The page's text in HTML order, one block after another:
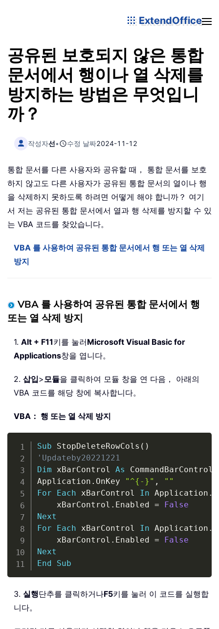
ExtendOffice
공유된 보호되지 않은 통합
문서에서 행이나 열 삭제를
방지하는 방법은 무엇입니
까？
작성자선• 수정 날짜2024-11-12
통합 문서를 다른 사용자와 공유할 때， 통합 문서를 보호
하지 않고도 다른 사용자가 공유된 통합 문서의 열이나 행
을 삭제하지 못하도록 하려면 어떻게 해야 합니까？ 여기
서 저는 공유된 통합 문서에서 열과 행 삭제를 방지할 수 있
는 VBA 코드를 찾았습니다。
VBA 를 사용하여 공유된 통합 문서에서 행 또는 열 삭제
방지
VBA 를 사용하여 공유된 통합 문서에서 행
또는 열 삭제 방지
1. Alt + F11키를 눌러Microsoft Visual Basic for
Applications창을 엽니다。
2. 삽입>모듈을 클릭하여 모듈 창을 연 다음， 아래의
VBA 코드를 해당 창에 복사합니다。
VBA： 행 또는 열 삭제 방지
Sub StopDeleteRowCols ( )
'Updateby20221221
Dim xBarControl As CommandBarControl
Application . OnKey "^{-}" ,
""
For
Each xBarControl In Application .
    xBarControl
. Enabled =
False
Next
For
Each xBarControl In Application .
    xBarControl
. Enabled =
False
Next
End
Sub
3. 실행단추를 클릭하거나F5키를 눌러 이 코드를 실행합
니다。